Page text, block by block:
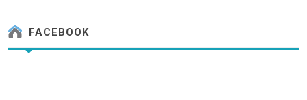
FACEBOOK